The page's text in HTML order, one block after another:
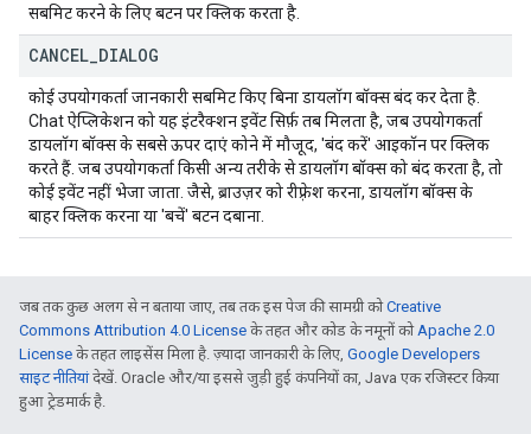
सबमिट करने के लिए बटन पर क्लिक करता है.
CANCEL DIALOG
कोई उपयोगकर्ता जानकारी सबमिट किए बिना डायलॉग बॉक्स बंद कर देता है.
Chat ऐप्लिकेशन को यह इंटरैक्शन इवेंट सिर्फ़ तब मिलता है, जब उपयोगकर्ता
डायलॉग बॉक्स के सबसे ऊपर दाएं कोने में मौजूद, 'बंद करें' आइकॉन पर क्लिक
करते हैं. जब उपयोगकर्ता किसी अन्य तरीके से डायलॉग बॉक्स को बंद करता है, तो
कोई इवेंट नहीं भेजा जाता. जैसे, ब्राउज़र को रीफ़्रेश करना, डायलॉग बॉक्स के
बाहर क्लिक करना या 'बचें' बटन दबाना.
जब तक कुछ अलग से न बताया जाए, तब तक इस पेज की सामग्री कोCreative
Commons Attribution 4.0 License के तहत और कोड के नमूनों कोApache 2.0
License के तहत लाइसेंस मिला है. ज़्यादा जानकारी के लिए, Google Developers
साइट नीतियांदेखें. Oracle और/या इससे जुड़ी हुई कंपनियों का, Java एक रजिस्टर किया
हुआ ट्रेडमार्क है.